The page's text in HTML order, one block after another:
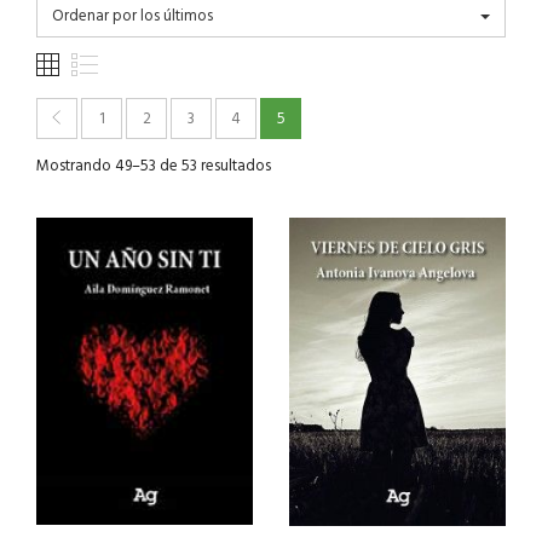
Ordenar por los últimos
1 2 3 4
5
Mostrando 49–53 de 53 resultados